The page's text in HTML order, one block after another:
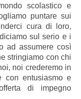
scolastico e
puntare sui
cura di loro,
sul serio e i
ad assumere così
stringiamo con chi
noi crederemo in
con entusiasmo e
di impegno